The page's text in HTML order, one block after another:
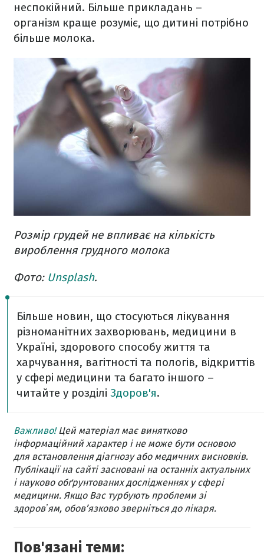
неспокійний. Більше прикладань –
організм краще розуміє, що дитині потрібно
більше молока.
Розмір грудей не впливає на кількість
вироблення грудного молока
Фото: Unsplash.
Більше новин, що стосуються лікування
різноманітних захворювань, медицини в
Україні, здорового способу життя та
харчування, вагітності та пологів, відкриттів
у сфері медицини та багато іншого –
читайте у розділі Здоров'я.
Важливо!Цей матеріал має винятково
інформаційний характер і не може бути основою
для встановлення діагнозу або медичних висновків.
Публікації на сайті засновані на останніх актуальних
і науково обґрунтованих дослідженнях у сфері
медицини. Якщо Вас турбують проблеми зі
здоровʼям, обов’язково зверніться до лікаря.
Пов'язані теми: